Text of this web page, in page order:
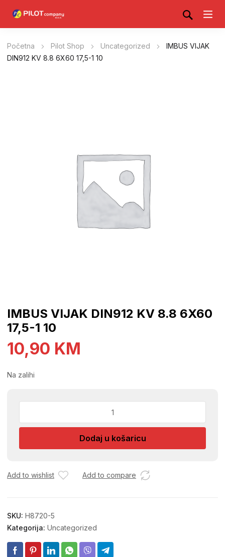
Početna Pilot Shop Uncategorized
IMBUS VIJAK
DIN912 KV 8.8 6X60 17,5-1 10
IMBUS VIJAK DIN912 KV 8.8 6X60
17,5-1 10
10,90 KM
Na zalihi
DIN912
8.8
17,5-
Dodaj u košaricu
Add to wishlist Add to compare
SKU: H8720-5
Kategorija: Uncategorized